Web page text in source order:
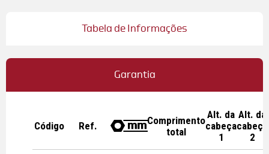
Tabela de Informações
Garantia
Código Ref. !Comprimento
total
Alt. da
cabeça
1
Alt. da
cabeça
2